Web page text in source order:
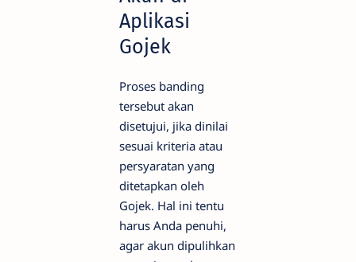
Aplikasi
Gojek
Proses banding
tersebut akan
disetujui, jika dinilai
sesuai kriteria atau
persyaratan yang
ditetapkan oleh
Gojek. Hal ini tentu
harus Anda penuhi,
agar akun dipulihkan